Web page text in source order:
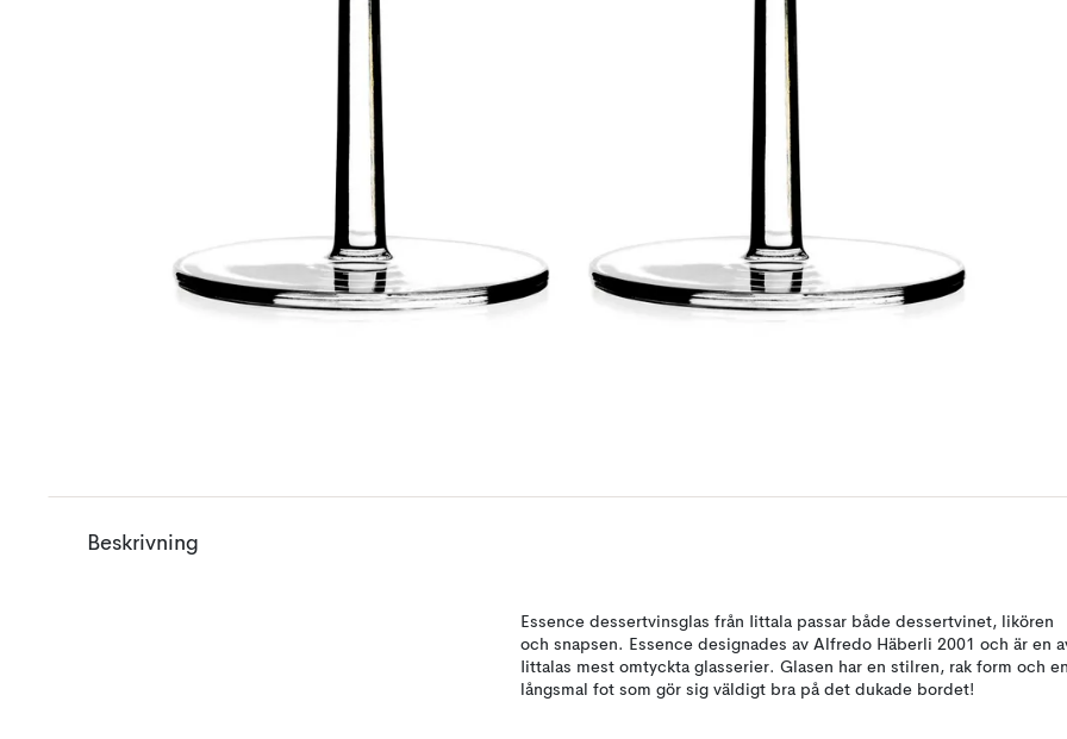
Beskrivning
Essence dessertvinsglas från Iittala passar både dessertvinet, likören
och snapsen. Essence designades av Alfredo Häberli 2001 och är en
Iittalas mest omtyckta glasserier. Glasen har en stilren, rak form och
långsmal fot som gör sig väldigt bra på det dukade bordet!